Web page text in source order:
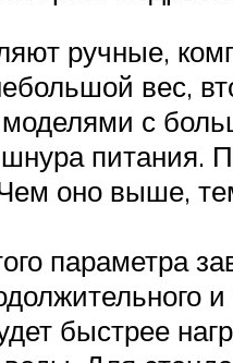
ручные,
вес,
с
питания.
оно выше,
параметра
быстрее